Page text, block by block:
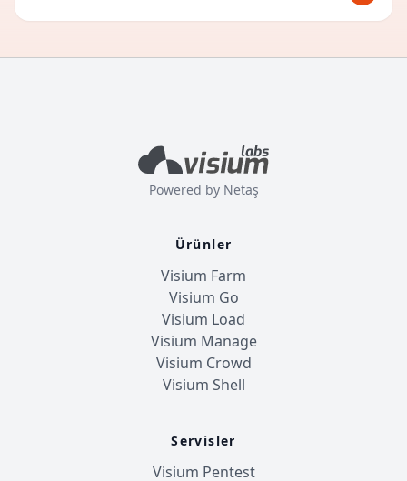
Powered by Netaş
Ürünler
Visium Farm
Visium Go
Visium Load
Visium Manage
Visium Crowd
Visium Shell
Servisler
Visium Pentest